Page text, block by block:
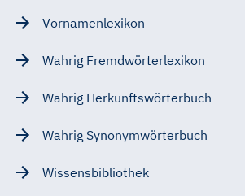
Vornamenlexikon
Wahrig Fremdwörterlexikon
Wahrig Herkunftswörterbuch
Wahrig Synonymwörterbuch
Wissensbibliothek